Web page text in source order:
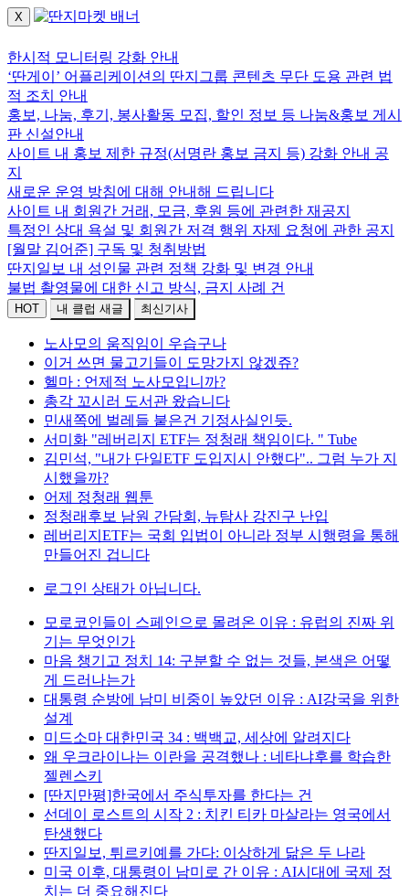
X
한시적 모니터링 강화 안내
‘딴게이’ 어플리케이션의 딴지그룹 콘텐츠 무단 도용 관련 법
적 조치 안내
홍보, 나눔, 후기, 봉사활동 모집, 할인 정보 등 나눔&홍보 게시
판 신설안내
사이트 내 홍보 제한 규정(서명란 홍보 금지 등) 강화 안내 공
지
새로운 운영 방침에 대해 안내해 드립니다
사이트 내 회원간 거래, 모금, 후원 등에 관련한 재공지
특정인 상대 욕설 및 회원간 저격 행위 자제 요청에 관한 공지
[월말 김어준] 구독 및 청취방법
딴지일보 내 성인물 관련 정책 강화 및 변경 안내
불법 촬영물에 대한 신고 방식, 금지 사례 건
HOT 내 클럽 새글 최신기사
노사모의 움직임이 우습구나
이거 쓰면 물고기들이 도망가지 않겠쥬?
헬마 : 언제적 노사모입니까?
총각 꼬시러 도서관 왔습니다
민새쪽에 벌레들 붙은건 기정사실인듯.
서미화 "레버리지 ETF는 정청래 책임이다. " Tube
김민석, "내가 단일ETF 도입지시 안했다".. 그럼 누가 지
시했을까?
어제 정청래 웹툰
정청래후보 남원 간담회, 뉴탐사 강진구 난입
레버리지ETF는 국회 입법이 아니라 정부 시행령을 통해
만들어진 겁니다
로그인 상태가 아닙니다.
모로코인들이 스페인으로 몰려온 이유 : 유럽의 진짜 위
기는 무엇인가
마음 챙기고 정치 14: 구분할 수 없는 것들, 본색은 어떻
게 드러나는가
대통령 순방에 남미 비중이 높았던 이유 : AI강국을 위한
설계
미드소마 대한민국 34 : 백백교, 세상에 알려지다
왜 우크라이나는 이란을 공격했나 : 네타냐후를 학습한
젤렌스키
[딴지만평]한국에서 주식투자를 한다는 건
선데이 로스트의 시작 2 : 치킨 티카 마살라는 영국에서
탄생했다
딴지일보, 튀르키예를 가다: 이상하게 닮은 두 나라
미국 이후, 대통령이 남미로 간 이유 : AI시대에 국제 정
치는 더 중요해진다